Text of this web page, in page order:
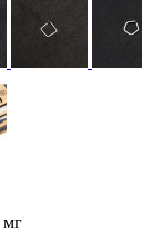
мг